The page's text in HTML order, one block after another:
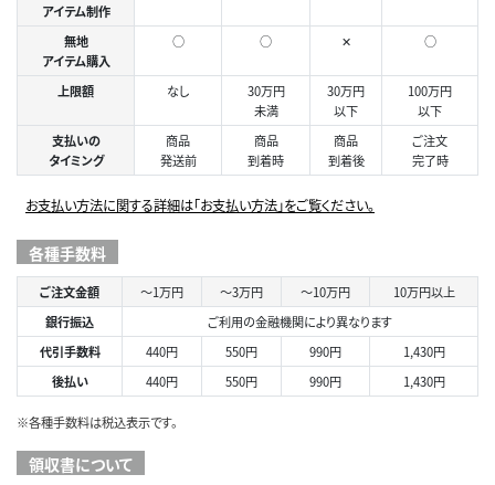
アイテム制作
無地
アイテム購入
○ ○ ✕ ○
上限額 なし
30万円
未満
30万円
以下
100万円
以下
支払いの
タイミング
商品
発送前
商品
到着時
商品
到着後
ご注文
完了時
お支払い方法に関する詳細は「お支払い方法」をご覧ください。
各種手数料
ご注文金額 ～1万円 ～3万円 ～10万円
10万円以上
銀行振込
ご利用の金融機関により異なります
代引手数料
440円 550円 990円
1,430円
後払い
440円 550円 990円 1,430円
※各種手数料は税込表示です。
領収書について